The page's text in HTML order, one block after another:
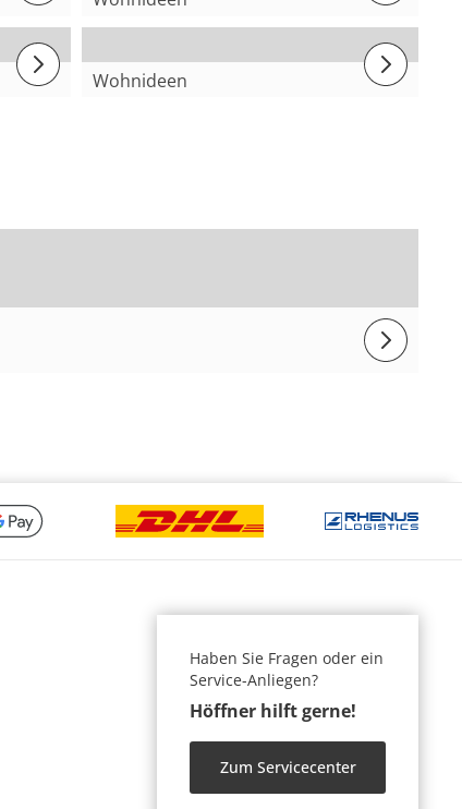
Zitronen Tablesetting
Wohnideen
Haben Sie Fragen oder ein
Service-Anliegen?
Höffner hilft gerne!
Zum Servicecenter